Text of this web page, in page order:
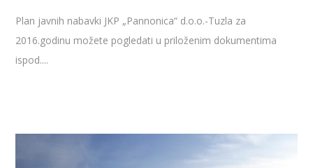
Plan javnih nabavki JKP „Pannonica“ d.o.o.-Tuzla za
2016.godinu možete pogledati u priloženim dokumentima
ispod....